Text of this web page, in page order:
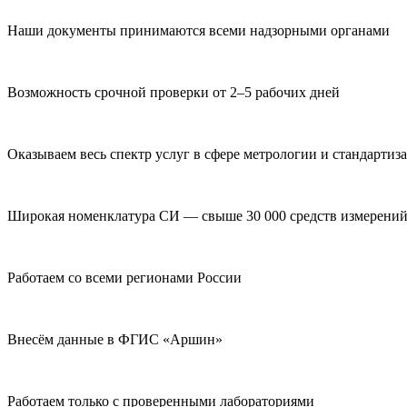
Наши документы принимаются всеми надзорными органами
Возможность срочной проверки от 2–5 рабочих дней
Оказываем весь спектр услуг в сфере метрологии и
Широкая номенклатура СИ — свыше 30 000 средств измерений
Работаем со всеми регионами России
Внесём данные в ФГИС «Аршин»
Работаем только с проверенными лабораториями